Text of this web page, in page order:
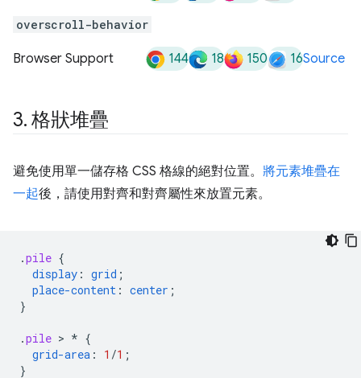
overscroll-behavior
Browser Support 144 18 150 16Source
3. 格狀堆疊
避免使用單一儲存格 CSS 格線的絕對位置。 將元素堆疊在
一起後，請使用對齊和對齊屬性來放置元素。
.pile {
display : grid ;
place-content : center ;
}
.pile > * {
grid-area : 1 /1 ;
}